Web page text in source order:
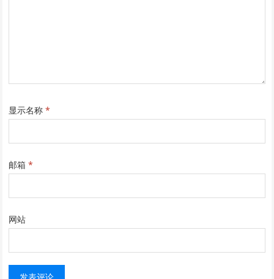
显示名称*
邮箱*
网站